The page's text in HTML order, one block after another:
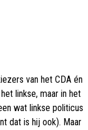
van het CDA én
linkse, maar in het
wat linkse politicus
dat is hij ook). Maar